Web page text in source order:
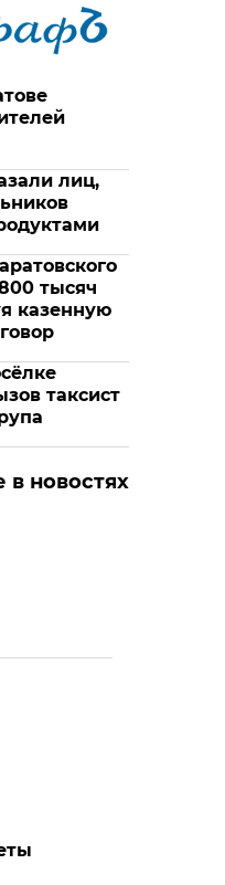
лиц,
тысяч
казенную
таксист
в новостях